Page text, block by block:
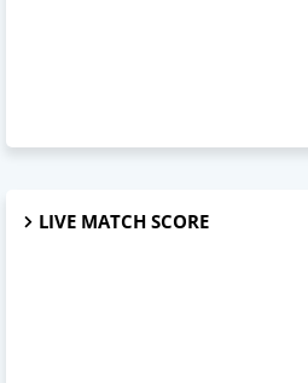
LIVE MATCH SCORE